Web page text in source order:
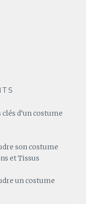
clés d’un costume
son costume
et Tissus
un costume